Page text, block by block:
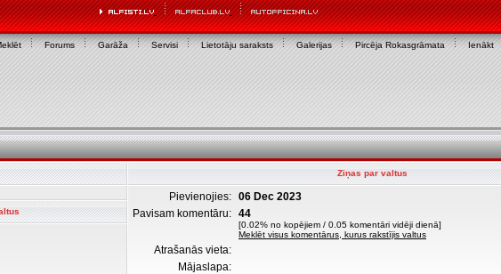
Forums Garāža Servisi Lietotāju saraksts Galerijas Pircēja Rokasgrāmata Ienākt
Ziņas par valtus
Pievienojies: 06 Dec 2023
Pavisam komentāru: 44
[0.02% no kopējiem / 0.05 komentāri vidēji dienā]
Meklēt visus komentārus, kurus rakstījis valtus
Atrašanās vieta:
Mājaslapa: